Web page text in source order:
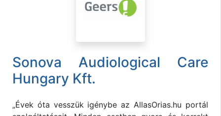
Sonova Audiological Care
Hungary Kft.
„Évek óta vesszük igénybe az AllasOrias.hu portál